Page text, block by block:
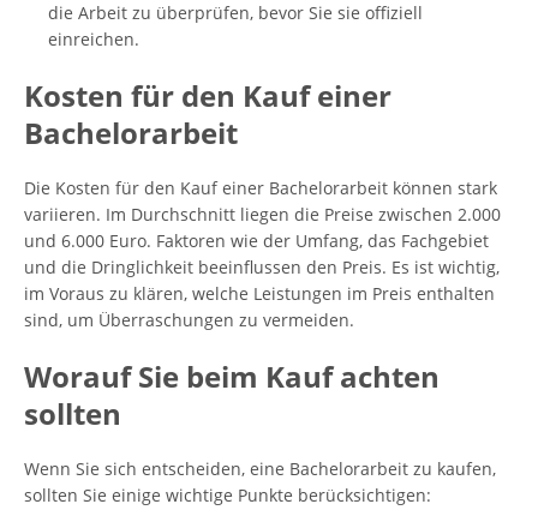
die Arbeit zu überprüfen, bevor Sie sie offiziell
einreichen.
Kosten für den Kauf einer
Bachelorarbeit
Die Kosten für den Kauf einer Bachelorarbeit können stark
variieren. Im Durchschnitt liegen die Preise zwischen 2.000
und 6.000 Euro. Faktoren wie der Umfang, das Fachgebiet
und die Dringlichkeit beeinflussen den Preis. Es ist wichtig,
im Voraus zu klären, welche Leistungen im Preis enthalten
sind, um Überraschungen zu vermeiden.
Worauf Sie beim Kauf achten
sollten
Wenn Sie sich entscheiden, eine Bachelorarbeit zu kaufen,
sollten Sie einige wichtige Punkte berücksichtigen: